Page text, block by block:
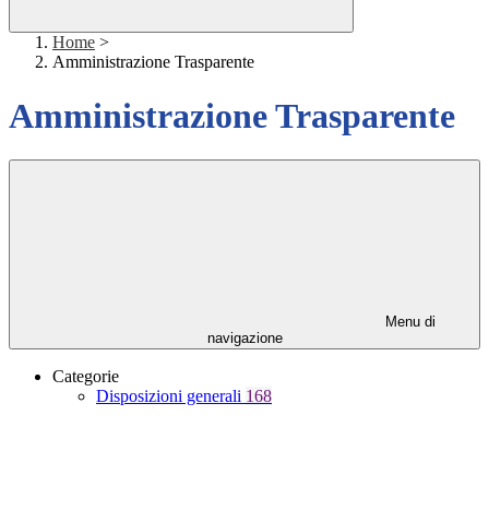
Home >
Amministrazione Trasparente
Amministrazione Trasparente
Menu di
navigazione
Categorie
Disposizioni generali 168